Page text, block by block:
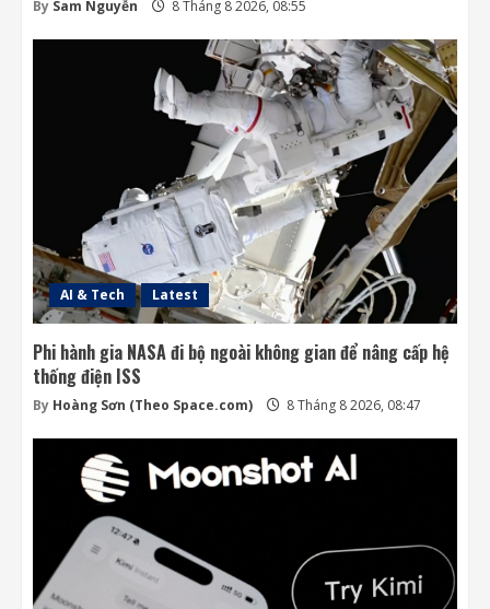
By Sam Nguyễn 8 Tháng 8 2026, 08:55
AI & Tech Latest
Phi hành gia NASA đi bộ ngoài không gian để nâng cấp hệ
thống điện ISS
By Hoàng Sơn (Theo Space.com) 8 Tháng 8 2026, 08:47